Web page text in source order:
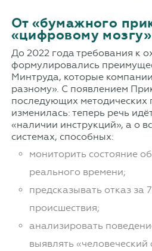
От «бумажного
«цифровому мозгу»
До 2022 года требования к
формулировались
Минтруда, которые
разному». С появлением
последующих методических
изменилась: теперь речь
«наличии инструкций», а о
системах, способных:
мониторить состояние
реального времени;
предсказывать отказ за
происшествия;
анализировать
выявлять «человеческий